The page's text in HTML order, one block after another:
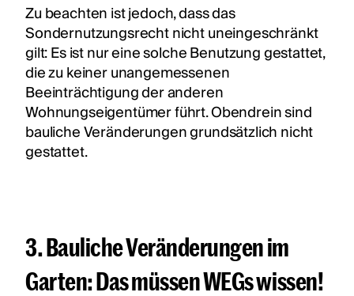
Zu beachten ist jedoch, dass das
Sondernutzungsrecht nicht uneingeschränkt
gilt: Es ist nur eine solche Benutzung gestattet,
die zu keiner unangemessenen
Beeinträchtigung der anderen
Wohnungseigentümer führt. Obendrein sind
bauliche Veränderungen grundsätzlich nicht
gestattet.
3. Bauliche Veränderungen im
Garten: Das müssen WEGs wissen!